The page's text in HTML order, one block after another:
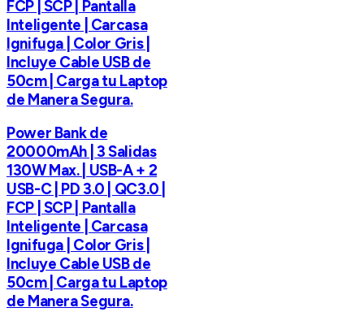
FCP | SCP | Pantalla
Inteligente | Carcasa
Ignifuga | Color Gris |
Incluye Cable USB de
50cm | Carga tu Laptop
de Manera Segura.
Power Bank de
20000mAh | 3 Salidas
130W Max. | USB-A + 2
USB-C | PD 3.0 | QC3.0 |
FCP | SCP | Pantalla
Inteligente | Carcasa
Ignifuga | Color Gris |
Incluye Cable USB de
50cm | Carga tu Laptop
de Manera Segura.